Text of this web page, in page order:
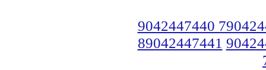
9042447440
89042447441